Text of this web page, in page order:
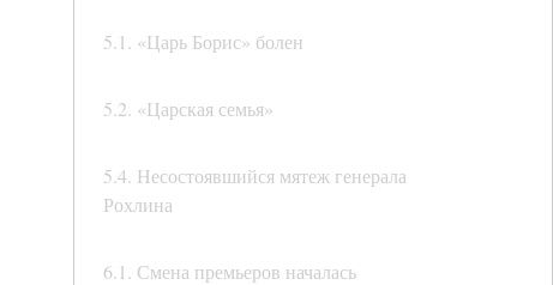
5.1. «Царь Борис» болен
5.2. «Царская семья»
5.4. Несостоявшийся мятеж генерала
Рохлина
6.1. Смена премьеров началась